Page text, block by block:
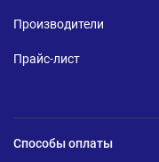
Производители
Прайс-лист
Способы оплаты